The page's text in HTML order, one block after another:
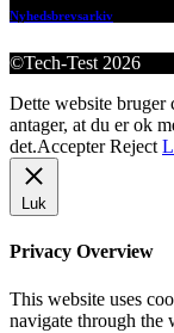
Nyhedsbrevsarkiv
©Tech-Test 2026
Dette website bruger
antager, at du er ok
det.Accepter Reject
Luk
Privacy Overview
This website uses
navigate through the